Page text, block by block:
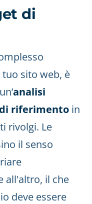
di
sito web, è
analisi
riferimento in
rivolgi. Le
il senso
all'altro, il che
deve essere